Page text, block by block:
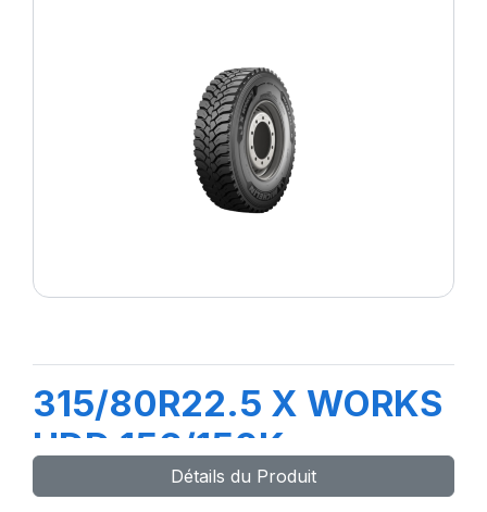
315/80R22.5 X WORKS
HDD 156/150K
Détails du Produit